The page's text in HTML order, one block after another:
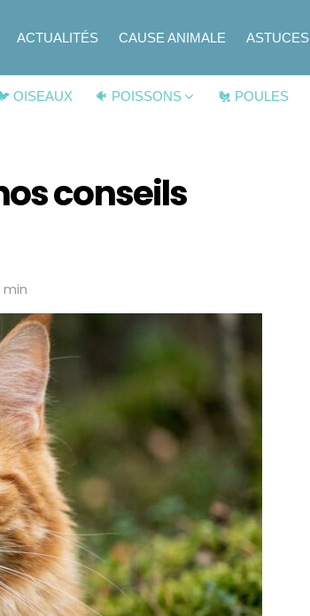
ACTUALITÉS CAUSE ANIMALE ASTUCES
OISEAUX 🐠 POISSONS 🐔 POULES
conseils
min